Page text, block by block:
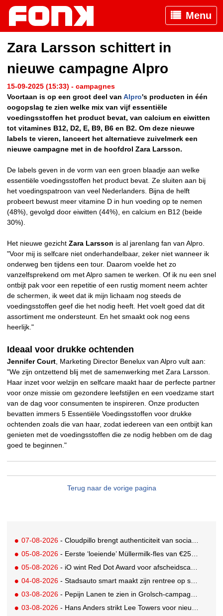
Menu
Zara Larsson schittert in
nieuwe campagne Alpro
15-09-2025 (15:33) - campagnes
Voortaan is op een groot deel van Alpro's producten in één
oogopslag te zien welke mix van vijf essentiële
voedingsstoffen het product bevat, van calcium en eiwitten
tot vitamines B12, D2, E, B9, B6 en B2. Om deze nieuwe
labels te vieren, lanceert het alternatieve zuivelmerk een
nieuwe campagne met in de hoofdrol Zara Larsson.
De labels geven in de vorm van een groen blaadje aan welke
essentiële voedingsstoffen het product bevat. Ze sluiten aan bij
het voedingspatroon van veel Nederlanders. Bijna de helft
probeert bewust meer vitamine D in hun voeding op te nemen
(48%), gevolgd door eiwitten (44%), en calcium en B12 (beide
30%).
Het nieuwe gezicht Zara Larsson is al jarenlang fan van Alpro.
"Voor mij is selfcare niet onderhandelbaar, zeker niet wanneer ik
onderweg ben tijdens een tour. Daarom voelde het zo
vanzelfsprekend om met Alpro samen te werken. Of ik nu een snel
ontbijt pak voor een repetitie of een rustig moment neem achter
de schermen, ik weet dat ik mijn lichaam nog steeds de
voedingsstoffen geef die het nodig heeft. Het voelt goed dat dit
assortiment me ondersteunt. En het smaakt ook nog eens
heerlijk."
Ideaal voor drukke ochtenden
Jennifer Court , Marketing Director Benelux van Alpro vult aan:
"We zijn ontzettend blij met de samenwerking met Zara Larsson.
Haar inzet voor welzijn en selfcare maakt haar de perfecte partner
voor onze missie om gezondere leefstijlen en een voedzame start
van de dag voor consumenten te inspireren. Onze producten
bevatten immers 5 Essentiële Voedingsstoffen voor drukke
ochtenden zoals die van haar, zodat iedereen van een ontbijt kan
genieten met de voedingsstoffen die ze nodig hebben om de dag
goed te beginnen."
Terug naar de vorige pagina
07-08-2026 - Cloudpillo brengt authenticiteit van social naar tv
05-08-2026 - Eerste ‘loeiende’ Müllermilk-fles van €25.000,- gevonden
05-08-2026 - iO wint Red Dot Award voor afscheidscampagne Peter Houtman bij Feyenoord
04-08-2026 - Stadsauto smart maakt zijn rentree op straat met een wereldwijde muurschilderingcampagne
03-08-2026 - Pepijn Lanen te zien in Grolsch-campagne voor nieuwe Grolsch CAL
03-08-2026 - Hans Anders strikt Lee Towers voor nieuwe campagne